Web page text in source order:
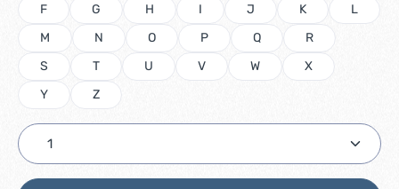
F
G H I J K
L
M
N O P Q
R
S
T U V W
X
Y
Z
Produkt Anzahl: Gib den gewünschten Wert ein